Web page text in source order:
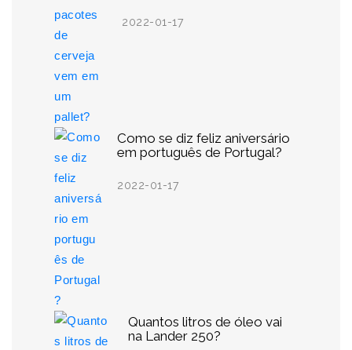
2022-01-17
Como se diz feliz aniversário
em português de Portugal?
2022-01-17
Quantos litros de óleo vai
na Lander 250?